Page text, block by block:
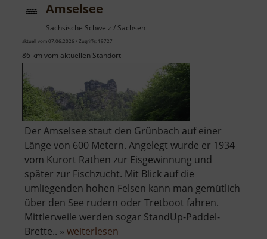
Amselsee
Sächsische Schweiz / Sachsen
aktuell vom 07.06.2026 / Zugriffe: 19727
86 km vom aktuellen Standort
Der Amselsee staut den Grünbach auf einer
Länge von 600 Metern. Angelegt wurde er 1934
vom Kurort Rathen zur Eisgewinnung und
später zur Fischzucht. Mit Blick auf die
umliegenden hohen Felsen kann man gemütlich
über den See rudern oder Tretboot fahren.
Mittlerweile werden sogar StandUp-Paddel-
Brette.. » weiterlesen